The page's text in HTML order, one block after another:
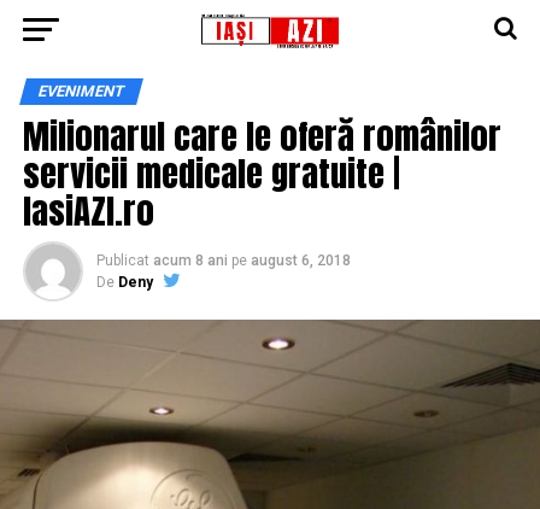
EVENIMENT
Milionarul care le oferă românilor
servicii medicale gratuite |
IasiAZI.ro
Publicat acum 8 ani pe august 6, 2018
De Deny